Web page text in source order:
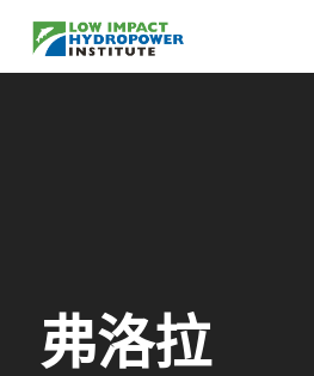
弗洛拉